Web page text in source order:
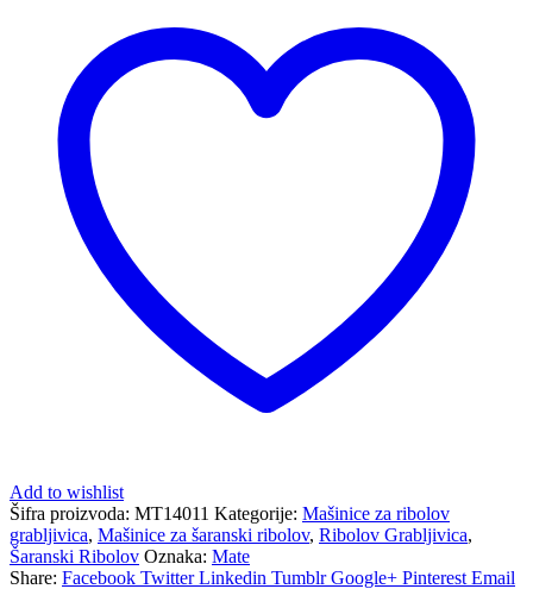
Add to wishlist
Šifra proizvoda: MT14011 Kategorije: Mašinice za ribolov
grabljivica, Mašinice za šaranski ribolov, Ribolov Grabljivica,
Šaranski Ribolov Oznaka: Mate
Share: Facebook Twitter Linkedin Tumblr Google+ Pinterest Email